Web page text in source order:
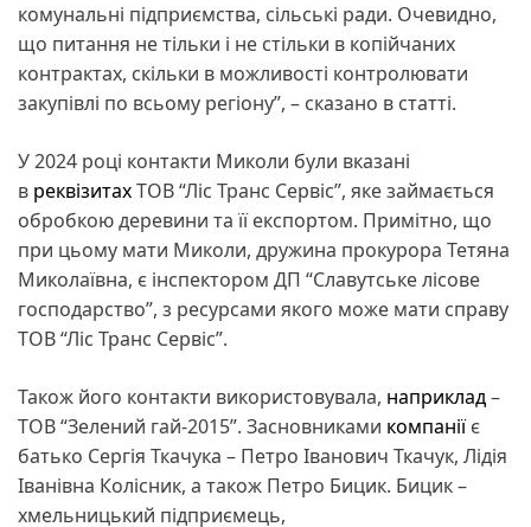
комунальні підприємства, сільські ради. Очевидно,
що питання не тільки і не стільки в копійчаних
контрактах, скільки в можливості контролювати
закупівлі по всьому регіону”, – сказано в статті.
У 2024 році контакти Миколи були вказані
в реквізитахТОВ “Ліс Транс Сервіс”, яке займається
обробкою деревини та її експортом. Примітно, що
при цьому мати Миколи, дружина прокурора Тетяна
Миколаївна, є інспектором ДП “Славутське лісове
господарство”, з ресурсами якого може мати справу
ТОВ “Ліс Транс Сервіс”.
​Також його контакти використовувала, наприклад–
ТОВ “Зелений гай-2015”. Засновниками компаніїє
батько Сергія Ткачука – Петро Іванович Ткачук, Лідія
Іванівна Колісник, а також Петро Бицик. Бицик –
хмельницький підприємець,